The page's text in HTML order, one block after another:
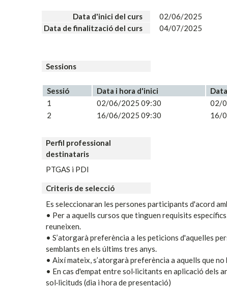
Data d'inici del curs
02/06/2025
Data de finalització del curs
04/07/2025
Sessions
Sessió Data i hora d'inici
1
02/06/2025 09:30 02/
2
16/06/2025 09:30 16/
Perfil professional
destinataris
PTGAS i PDI
Criteris de selecció
Es seleccionaran les persones participants d'acord
• Per a aquells cursos que tinguen requisits
reuneixen.
• S’atorgarà preferència a les peticions d'aquelles
semblants en els últims tres anys.
• Així mateix, s’atorgarà preferència a aquells que
• En cas d'empat entre sol·licitants en aplicació
sol·licituds (dia i hora de presentació)